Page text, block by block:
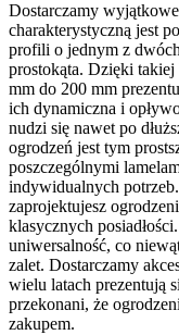
Dostarczamy
charakterystyczną jest
profili o jednym z
prostokąta. Dzięki
mm do 200 mm
ich dynamiczna i
nudzi się nawet po
ogrodzeń jest tym
poszczególnymi
indywidualnych
zaprojektujesz
klasycznych
uniwersalność, co
zalet. Dostarczamy
wielu latach prezentują
przekonani, że
zakupem.